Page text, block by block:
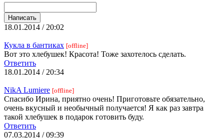
18.01.2014 / 20:02
Кукла в бантиках [offline]
Вот это хлебушек! Красота! Тоже захотелось сделать.
Ответить
18.01.2014 / 20:34
NikA Lumiere [offline]
Спасибо Ирина, приятно очень! Приготовьте обязательно,
очень вкусный и необычный получается! Я как раз завтра
такой хлебушек в подарок готовить буду.
Ответить
07.03.2014 / 09:39